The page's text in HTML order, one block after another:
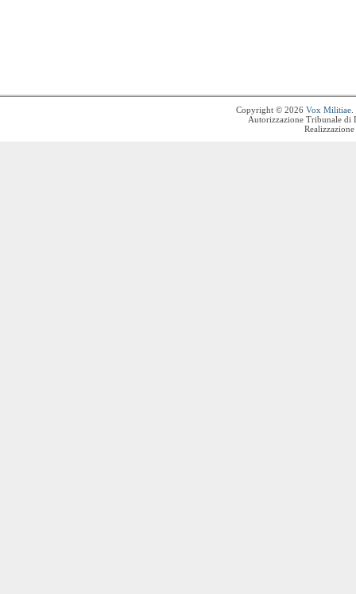
Copyright © 2026 Vox Militiae
Autorizzazione Tribunale di